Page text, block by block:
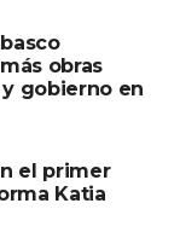
obras
gobierno en
el primer
Katia